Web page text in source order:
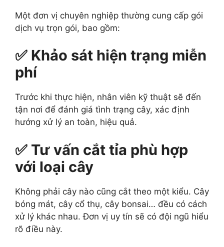
Một đơn vị chuyên nghiệp thường cung cấp gói
dịch vụ trọn gói, bao gồm:
✅ Khảo sát hiện trạng miễn
phí
Trước khi thực hiện, nhân viên kỹ thuật sẽ đến
tận nơi để đánh giá tình trạng cây, xác định
hướng xử lý an toàn, hiệu quả.
✅ Tư vấn cắt tỉa phù hợp
với loại cây
Không phải cây nào cũng cắt theo một kiểu. Cây
bóng mát, cây cổ thụ, cây bonsai… đều có cách
xử lý khác nhau. Đơn vị uy tín sẽ có đội ngũ hiểu
rõ điều này.